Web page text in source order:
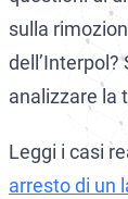
sulla
dell’Interpol?
analizzare la
Leggi i casi
arresto di un